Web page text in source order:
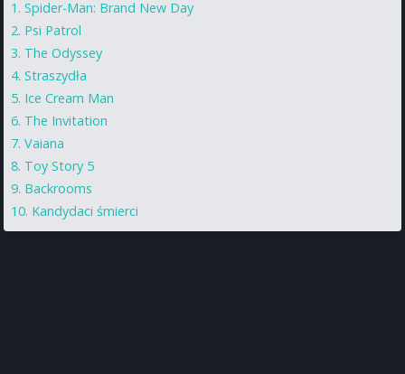
Spider-Man: Brand New Day
Psi Patrol
The Odyssey
Straszydła
Ice Cream Man
The Invitation
Vaiana
Toy Story 5
Backrooms
Kandydaci śmierci